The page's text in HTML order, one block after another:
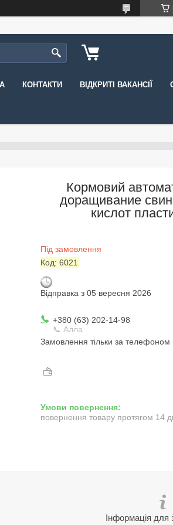
КОНТАКТИ ВІДКРИТІ ВАКАНСІЇ
Кормовий
доращивание
кислот
Під замовлення
Код: 6021
Відправка з 05 вересня 2026
+380 (63) 202-14-98
📞 Алла
Замовлення тільки за телефоном
повернення товару протягом 14
Інформація для